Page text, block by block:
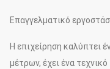
Επαγγελματικό
Η επιχείρηση καλύπτει
μέτρων, έχει ένα